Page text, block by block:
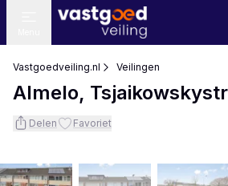
Vastgoedveiling.nl Veilingen
Almelo,
Delen Favoriet